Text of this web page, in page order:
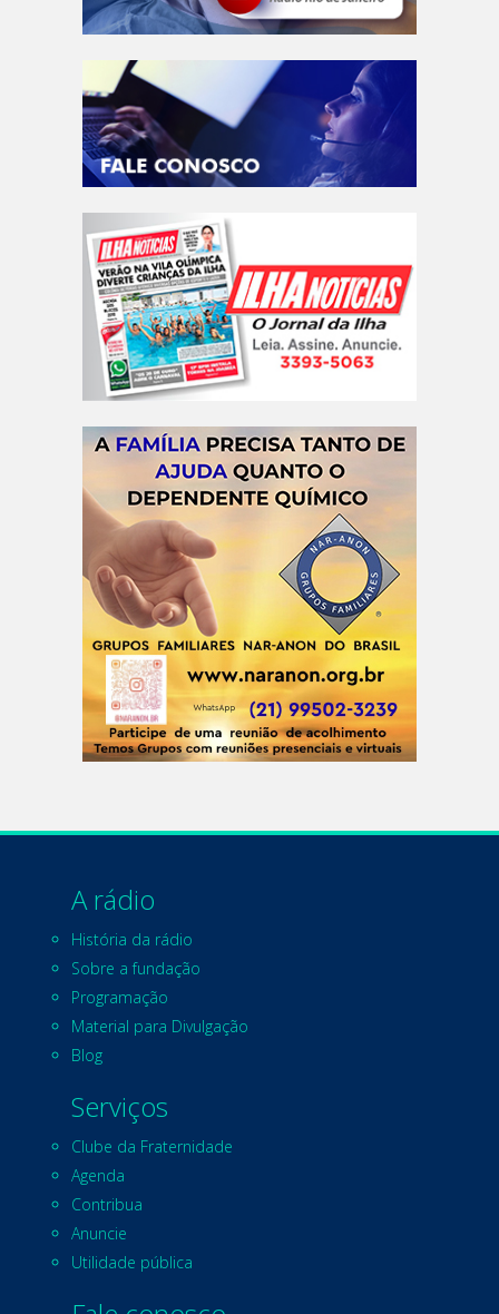
A rádio
História da rádio
Sobre a fundação
Programação
Material para Divulgação
Blog
Serviços
Clube da Fraternidade
Agenda
Contribua
Anuncie
Utilidade pública